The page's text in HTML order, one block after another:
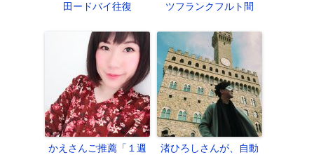
田ードバイ往復
ツフランクフルト間
かえさんご推薦「１週
渚ひろしさんが、自動